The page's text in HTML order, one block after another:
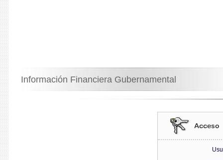
Información Financiera Gubernamental